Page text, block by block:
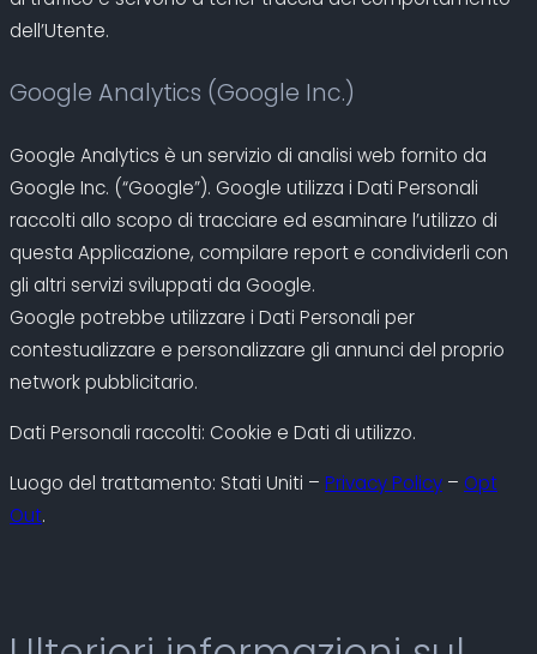
dell’Utente.
Google Analytics (Google Inc.)
Google Analytics è un servizio di analisi web fornito da
Google Inc. (“Google”). Google utilizza i Dati Personali
raccolti allo scopo di tracciare ed esaminare l’utilizzo di
questa Applicazione, compilare report e condividerli con
gli altri servizi sviluppati da Google.
Google potrebbe utilizzare i Dati Personali per
contestualizzare e personalizzare gli annunci del proprio
network pubblicitario.
Dati Personali raccolti: Cookie e Dati di utilizzo.
Luogo del trattamento: Stati Uniti – Privacy Policy – Opt
Out.